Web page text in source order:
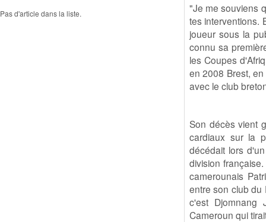
"Je me souviens
tes interventions.
joueur sous la
connu sa
les Coupes
en 2008 Brest,
avec le club
Son décès vient
cardiaux sur la
décédait lors
division
camerounais
entre son club du
c'est Djomnang
Cameroun qui
Pas d'article dans la liste.